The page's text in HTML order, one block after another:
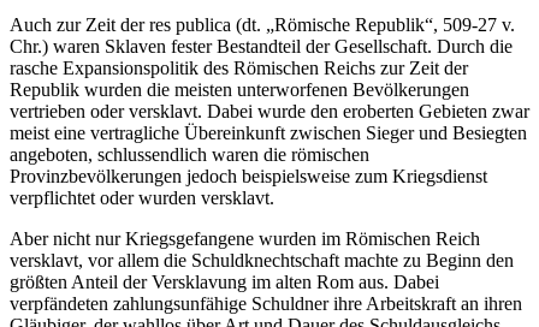
Auch zur Zeit der res publica (dt. „Römische Republik“, 509-27 v.
Chr.) waren Sklaven fester Bestandteil der Gesellschaft. Durch die
rasche Expansionspolitik des Römischen Reichs zur Zeit der
Republik wurden die meisten unterworfenen Bevölkerungen
vertrieben oder versklavt. Dabei wurde den eroberten Gebieten zwar
meist eine vertragliche Übereinkunft zwischen Sieger und Besiegten
angeboten, schlussendlich waren die römischen
Provinzbevölkerungen jedoch beispielsweise zum Kriegsdienst
verpflichtet oder wurden versklavt.
Aber nicht nur Kriegsgefangene wurden im Römischen Reich
versklavt, vor allem die Schuldknechtschaft machte zu Beginn den
größten Anteil der Versklavung im alten Rom aus. Dabei
verpfändeten zahlungsunfähige Schuldner ihre Arbeitskraft an ihren